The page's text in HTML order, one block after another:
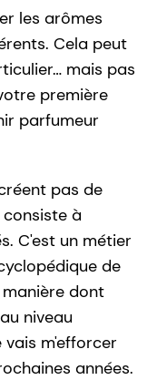
les arômes
Cela peut
mais pas
première
parfumeur
pas de
à
C'est un métier
de
dont
niveau
vais m'efforcer
années.